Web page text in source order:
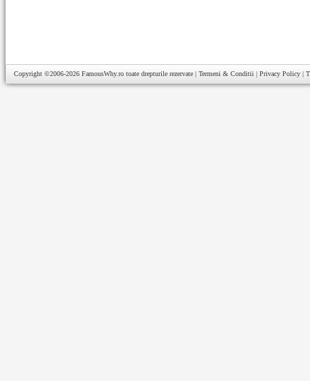
Copyright ©2006-2026 FamousWhy.ro toate drepturile rezervate | Termeni & Conditii | Privacy Policy |